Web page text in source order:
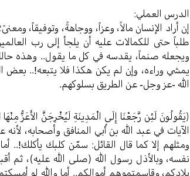
الدرس العملي:
إن أراد الإنسان مالاً، وعزاً، ووجاهةً، وتوفيقاً،
طلباً حتى للكمالات عليه أن يلجأ إلى رب
ويجعله صنماً، يقدسه في كل ما يقول.. وهذه
يمشي وراءه، وإن لم يكن هكذا فلا يتبعه!.. بعض
الله -عز وجل- عن الطريق بسلوكهم.
﴿يَقُولُونَ لَئِن رَّجَعْنَا إِلَى الْمَدِينَةِ لَيُخْرِجَنَّ الأَعَزُّ
الآيات في عبد الله بن أُبي المنافق وأصحابه، لأنه
ومثلهم إلا كما قال القائل: سمّن كلبك يأكلك!..
نفسه، وبالأذل رسول الله (صلی الله عليه)،
بلادكم، وقاسمتموهم أموالكم.. أما والله لو